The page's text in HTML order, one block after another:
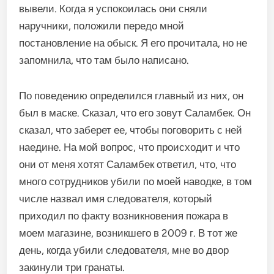
вывели. Когда я успокоилась они сняли
наручники, положили передо мной
постановление на обыск. Я его прочитала, но не
запомнила, что там было написано.
По поведению определился главный из них, он
был в маске. Сказал, что его зовут Саламбек. Он
сказал, что заберет ее, чтобы поговорить с ней
наедине. На мой вопрос, что происходит и что
они от меня хотят Саламбек ответил, что, что
много сотрудников убили по моей наводке, в том
числе назвал имя следователя, который
приходил по факту возникновения пожара в
моем магазине, возникшего в 2009 г. В тот же
день, когда убили следователя, мне во двор
закинули три гранаты.